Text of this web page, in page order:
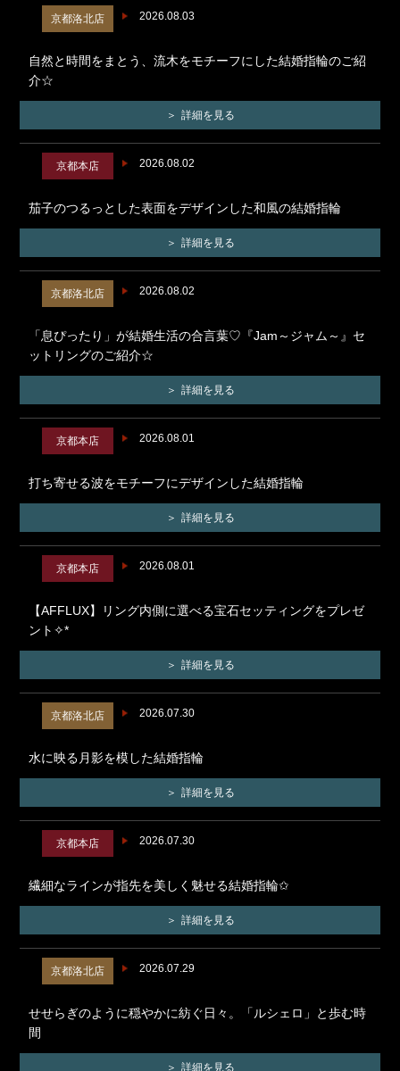
2026.08.03
京都洛北店
自然と時間をまとう、流木をモチーフにした結婚指輪のご紹
介☆
詳細を見る
2026.08.02
京都本店
茄子のつるっとした表面をデザインした和風の結婚指輪
詳細を見る
2026.08.02
京都洛北店
「息ぴったり」が結婚生活の合言葉♡『Jam～ジャム～』セ
ットリングのご紹介☆
詳細を見る
2026.08.01
京都本店
打ち寄せる波をモチーフにデザインした結婚指輪
詳細を見る
2026.08.01
京都本店
【AFFLUX】リング内側に選べる宝石セッティングをプレゼ
ント✧*
詳細を見る
2026.07.30
京都洛北店
水に映る月影を模した結婚指輪
詳細を見る
2026.07.30
京都本店
繊細なラインが指先を美しく魅せる結婚指輪✩
詳細を見る
2026.07.29
京都洛北店
せせらぎのように穏やかに紡ぐ日々。「ルシェロ」と歩む時
間
詳細を見る